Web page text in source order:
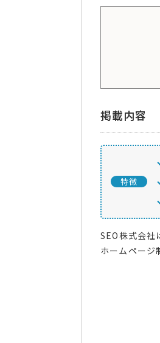
掲載内容
特徴
SEO株式会社
ホームペー